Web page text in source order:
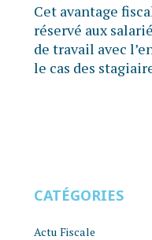
Cet avantage
réservé aux
de travail avec
le cas des
CATÉGORIES
Actu Fiscale